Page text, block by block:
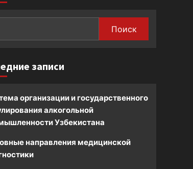
Поиск
записи
организации и государственного
алкогольной
Узбекистана
направления медицинской